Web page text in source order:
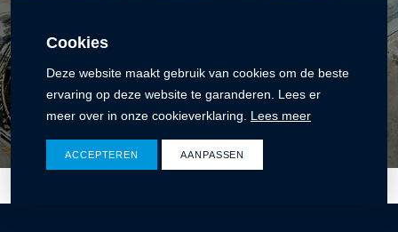
Cookies
Deze website maakt gebruik van cookies om de beste
ervaring op deze website te garanderen. Lees er
meer over in onze cookieverklaring. Lees meer
ACCEPTEREN AANPASSEN